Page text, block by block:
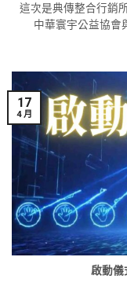
這次是典傳整合行銷
中華寰宇公益協會
啟動儀
17
4 月